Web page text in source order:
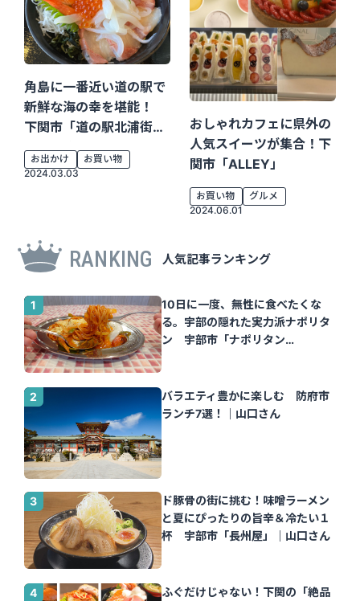
角島に一番近い道の駅で
新鮮な海の幸を堪能！
下関市「道の駅北浦街道
ほうほく」
お出かけ
お買い物
2024.03.03
おしゃれカフェに県外の
人気スイーツが集合！下
関市「ALLEY」
お買い物
グルメ
2024.06.01
RANKING 人気記事ランキング
10日に一度、無性に食べたくな
る。宇部の隠れた実力派ナポリタ
ン 宇部市「ナポリタン
バラエティ豊かに楽しむ 防府市
ランチ7選！｜山口さん
ド豚骨の街に挑む！味噌ラーメン
と夏にぴったりの旨辛＆冷たい１
杯 宇部市「長州屋」｜山口さん
ふぐだけじゃない！下関の「絶品